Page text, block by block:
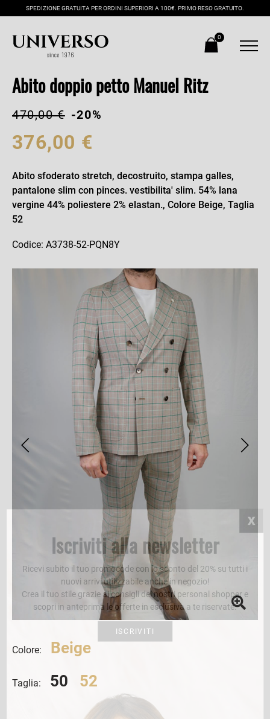
SPEDIZIONE GRATUITA PER ORDINI SUPERIORI A 100€. PRIMO RESO GRATUITO.
0
Abito doppio petto Manuel Ritz
470,00 € -20%
376,00 €
Abito sfoderato stretch, decostruito, stampa galles,
pantalone slim con pinces. vestibilita' slim. 54% lana
vergine 44% poliestere 2% elastan., Colore Beige, Taglia
52
Codice: A3738-52-PQN8Y
Colore: Beige
Taglia: 50 52
Iscriviti alla newsletter
Ricevi subito il tuo promocode con lo sconto del 20% su tutti i
nuovi arrivi utilizzabile anche in negozio!
Crea il tuo stile grazie ai consigli dei nostri personal shopper e
scopri in anteprima le offerte in esclusiva a te riservate.
ISCRIVITI